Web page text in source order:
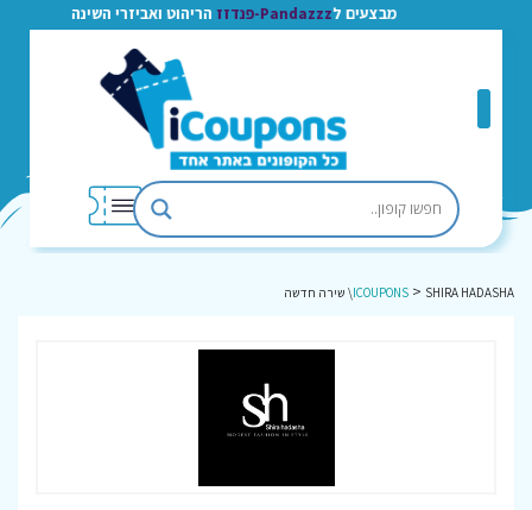
מבצעים לPandazzz-פנדזז הריהוט ואביזרי השינה
ICOUPONS > SHIRA HADASHA\ שירה חדשה